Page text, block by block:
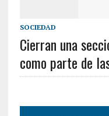
SOCIEDAD
Cierran una
como parte de